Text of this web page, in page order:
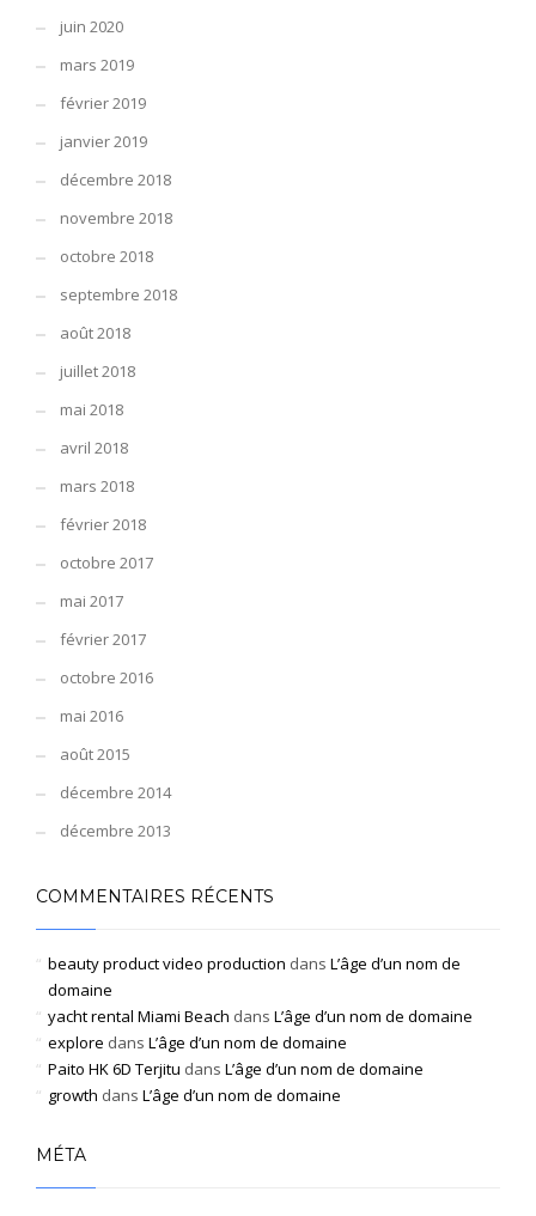
juin 2020
mars 2019
février 2019
janvier 2019
décembre 2018
novembre 2018
octobre 2018
septembre 2018
août 2018
juillet 2018
mai 2018
avril 2018
mars 2018
février 2018
octobre 2017
mai 2017
février 2017
octobre 2016
mai 2016
août 2015
décembre 2014
décembre 2013
COMMENTAIRES RÉCENTS
beauty product video production dans L’âge d’un nom de
domaine
yacht rental Miami Beach dans L’âge d’un nom de domaine
explore dans L’âge d’un nom de domaine
Paito HK 6D Terjitu dans L’âge d’un nom de domaine
growth dans L’âge d’un nom de domaine
MÉTA